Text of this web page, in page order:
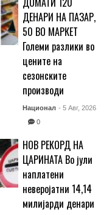
ДЕНАРИ НА ПАЗАР,
50 ВО МАРКЕТ
Големи разлики во
цените на
сезонските
производи
Национал - 5 Авг, 2026
0
НОВ РЕКОРД НА
ЦАРИНАТА Во јули
наплатени
неверојатни 14,14
милијарди денари